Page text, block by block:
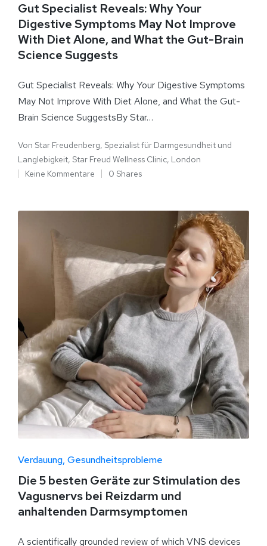
Gut Specialist Reveals: Why Your
Digestive Symptoms May Not Improve
With Diet Alone, and What the Gut-Brain
Science Suggests
Gut Specialist Reveals: Why Your Digestive Symptoms
May Not Improve With Diet Alone, and What the Gut-
Brain Science SuggestsBy Star…
Von Star Freudenberg, Spezialist für Darmgesundheit und
Langlebigkeit, Star Freud Wellness Clinic, London
Keine Kommentare
0 Shares
Verdauung Gesundheitsprobleme
Die 5 besten Geräte zur Stimulation des
Vagusnervs bei Reizdarm und
anhaltenden Darmsymptomen
A scientifically grounded review of which VNS devices